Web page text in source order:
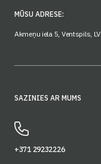
MŪSU ADRESE:
Akmeņu iela 5, Ventspils,
SAZINIES AR MUMS
+371 29232226